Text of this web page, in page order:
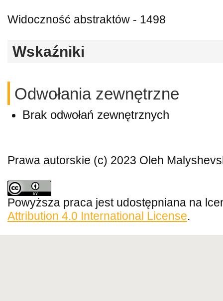
Widoczność abstraktów - 1498
Wskaźniki
Odwołania zewnętrzne
Brak odwołań zewnętrznych
Prawa autorskie (c) 2023 Oleh
Powyższa praca jest udostępniana na
Attribution 4.0 International License.